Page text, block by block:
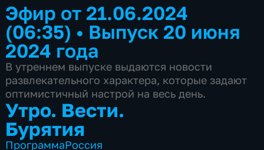
Эфир от 21.06.2024
(06:35) • Выпуск 20 июня
2024 года
В утреннем выпуске выдаются новости
развлекательного характера, которые задают
оптимистичный настрой на весь день.
Утро. Вести.
Бурятия
ПрограммаРоссия